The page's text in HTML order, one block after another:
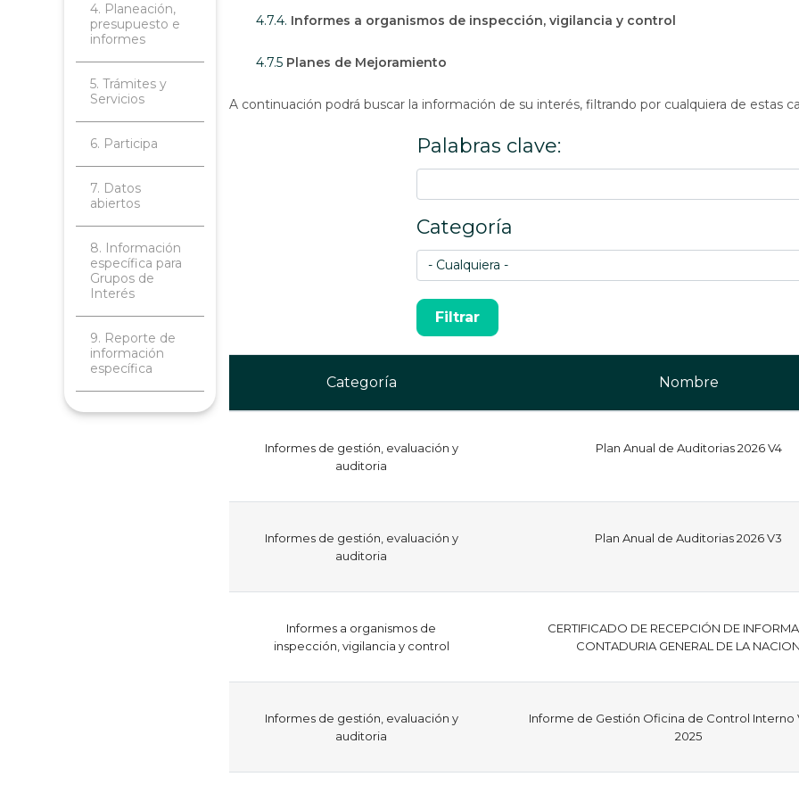
4. Planeación,
presupuesto e
informes
5. Trámites y
Servicios
6. Participa
7. Datos
abiertos
8. Información
específica para
Grupos de
Interés
9. Reporte de
información
específica
4.7.4. Informes a organismos de inspección, vigilancia y control
4.7.5 Planes de Mejoramiento
A continuación podrá buscar la información de su interés, filtrando por cualquiera de estas
Palabras clave:
Categoría
Categoría Nombre
Informes de gestión, evaluación y
auditoria
Plan Anual de Auditorias 2026 V4
Informes de gestión, evaluación y
auditoria
Plan Anual de Auditorias 2026 V3
Informes a organismos de
inspección, vigilancia y control
CERTIFICADO DE RECEPCIÓN DE
CONTADURIA GENERAL DE LA NACION
Informes de gestión, evaluación y
auditoria
Informe de Gestión Oficina de Control Interno
2025